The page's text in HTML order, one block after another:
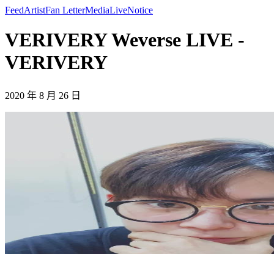
FeedArtistFan LetterMediaLiveNotice
VERIVERY Weverse LIVE -
VERIVERY
2020 年 8 月 26 日